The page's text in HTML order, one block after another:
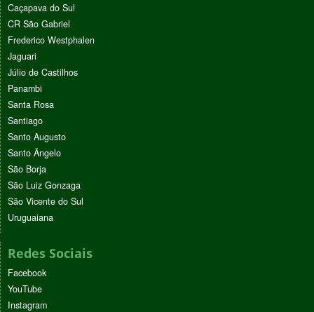
Caçapava do Sul
CR São Gabriel
Frederico Westphalen
Jaguari
Júlio de Castilhos
Panambi
Santa Rosa
Santiago
Santo Augusto
Santo Ângelo
São Borja
São Luiz Gonzaga
São Vicente do Sul
Uruguaiana
Redes Sociais
Facebook
YouTube
Instagram